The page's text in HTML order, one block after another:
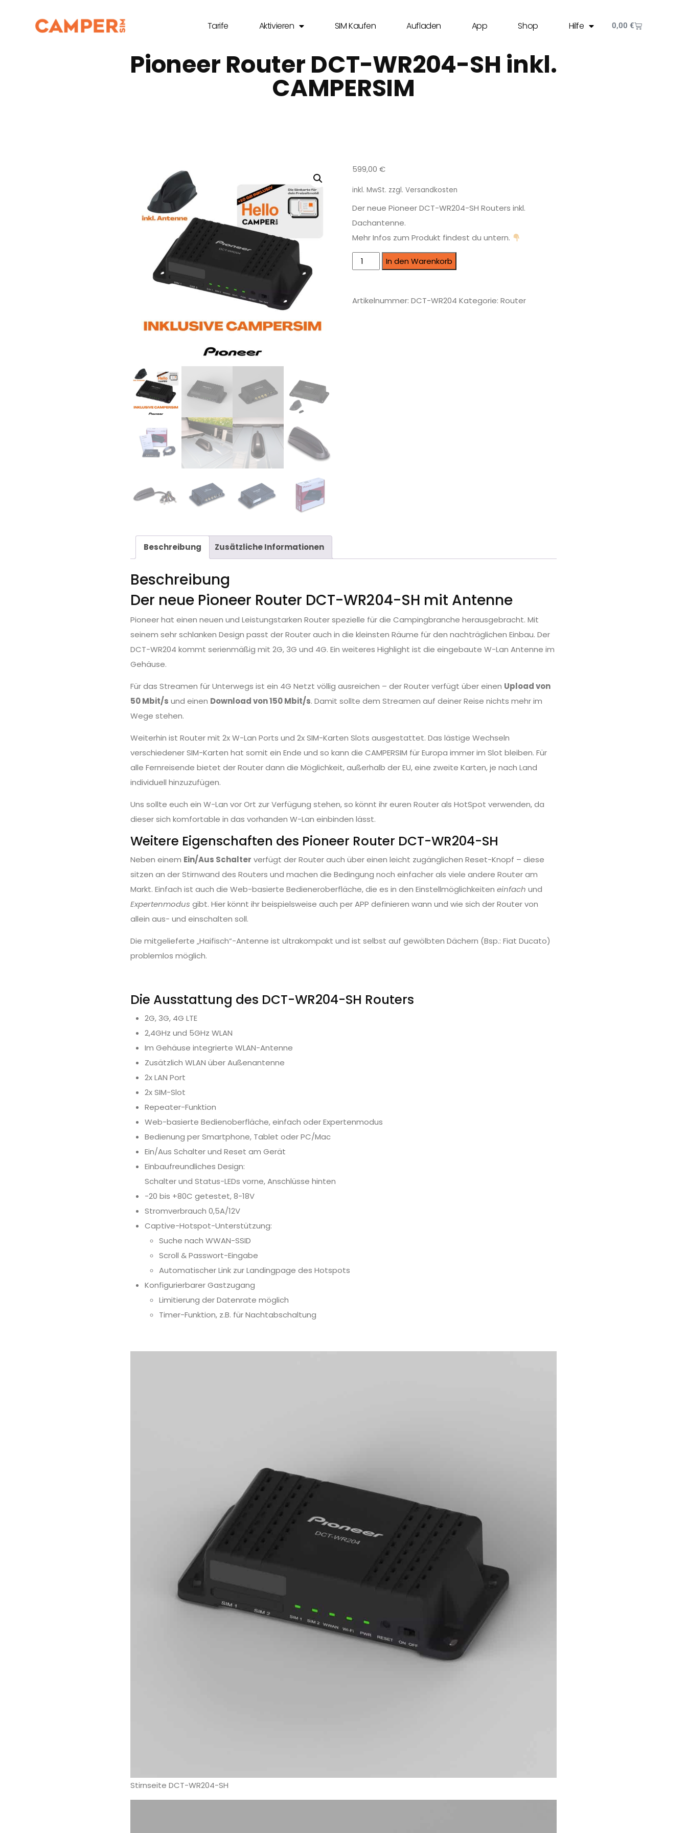
Tarife Aktivieren SIM Kaufen Aufladen App Shop Hilfe 0,00 €
Pioneer Router DCT-WR204-SH inkl.
CAMPERSIM
599,00 €
inkl. MwSt. zzgl. Versandkosten
Der neue Pioneer DCT-WR204-SH Routers inkl.
Dachantenne.
Mehr Infos zum Produkt findest du untern.
In den Warenkorb
Artikelnummer: DCT-WR204 Kategorie: Router
Beschreibung Zusätzliche Informationen
Beschreibung
Der neue Pioneer Router DCT-WR204-SH mit Antenne
Pioneer hat einen neuen und Leistungstarken Router spezielle für die Campingbranche herausgebracht. Mit
seinem sehr schlanken Design passt der Router auch in die kleinsten Räume für den nachträglichen Einbau. Der
DCT-WR204 kommt serienmäßig mit 2G, 3G und 4G. Ein weiteres Highlight ist die eingebaute W-Lan Antenne im
Gehäuse.
Für das Streamen für Unterwegs ist ein 4G Netzt völlig ausreichen – der Router verfügt über einen Upload von
50 Mbit/s und einen Download von 150 Mbit/s. Damit sollte dem Streamen auf deiner Reise nichts mehr im
Wege stehen.
Weiterhin ist Router mit 2x W-Lan Ports und 2x SIM-Karten Slots ausgestattet. Das lästige Wechseln
verschiedener SIM-Karten hat somit ein Ende und so kann die CAMPERSIM für Europa immer im Slot bleiben. Für
alle Fernreisende bietet der Router dann die Möglichkeit, außerhalb der EU, eine zweite Karten, je nach Land
individuell hinzuzufügen.
Uns sollte euch ein W-Lan vor Ort zur Verfügung stehen, so könnt ihr euren Router als HotSpot verwenden, da
dieser sich komfortable in das vorhanden W-Lan einbinden lässt.
Weitere Eigenschaften des Pioneer Router DCT-WR204-SH
Neben einem Ein/Aus Schalter verfügt der Router auch über einen leicht zugänglichen Reset-Knopf – diese
sitzen an der Stirnwand des Routers und machen die Bedingung noch einfacher als viele andere Router am
Markt. Einfach ist auch die Web-basierte Bedieneroberfläche, die es in den Einstellmöglichkeiten einfach und
Expertenmodus gibt. Hier könnt ihr beispielsweise auch per APP definieren wann und wie sich der Router von
allein aus- und einschalten soll.
Die mitgelieferte „Haifisch“-Antenne ist ultrakompakt und ist selbst auf gewölbten Dächern (Bsp.: Fiat Ducato)
problemlos möglich.
Die Ausstattung des DCT-WR204-SH Routers
2G, 3G, 4G LTE
2,4GHz und 5GHz WLAN
Im Gehäuse integrierte WLAN-Antenne
Zusätzlich WLAN über Außenantenne
2x LAN Port
2x SIM-Slot
Repeater-Funktion
Web-basierte Bedienoberfläche, einfach oder Expertenmodus
Bedienung per Smartphone, Tablet oder PC/Mac
Ein/Aus Schalter und Reset am Gerät
Einbaufreundliches Design:
Schalter und Status-LEDs vorne, Anschlüsse hinten
-20 bis +80C getestet, 8-18V
Stromverbrauch 0,5A/12V
Captive-Hotspot-Unterstützung:
Suche nach WWAN-SSID
Scroll & Passwort-Eingabe
Automatischer Link zur Landingpage des Hotspots
Konfigurierbarer Gastzugang
Limitierung der Datenrate möglich
Timer-Funktion, z.B. für Nachtabschaltung
Stirnseite DCT-WR204-SH